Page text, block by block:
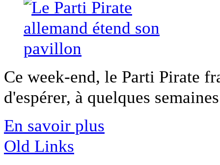
Ce week-end, le Parti Pirate
d'espérer, à quelques
En savoir plus
Old Links